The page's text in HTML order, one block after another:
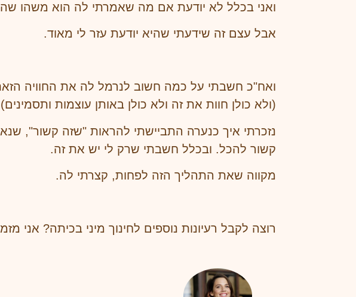
ואני בכלל לא יודעת אם מה שאמרתי לה הוא משהו
אבל עצם זה שידעתי שהיא יודעת עזר לי מאוד.
ואח"כ חשבתי על כמה חשוב לנרמל לה את החוויה
(ולא כולן חוות את זה ולא כולן באותן עוצמות
נזכרתי איך כנערה התביישתי להראות "שזה קשור",
קשור להכל. ובכלל חשבתי שרק לי יש את זה.
מקווה שאת התהליך הזה לפחות, קצרתי לה.
רוצה לקבל רעיונות נוספים לחינוך מיני בכיתה? אני